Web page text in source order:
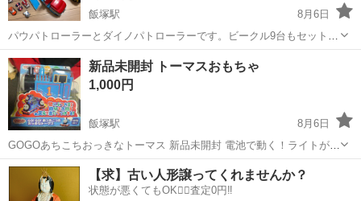
飯塚駅
8月6日
パウパトローラーとダイノパトローラーです。ビークル9台もセットで
す。写真にあるものが全てで、箱はありません。使用感ありますので
ご理解いただける方のみご購入頂ければと思います。
福岡 飯塚市 飯塚駅 おもちゃ
新品未開封 トーマスおもちゃ
1,000円
飯塚駅
8月6日
GOGOあちこちおっきなトーマス 新品未開封 電池で動く！ライトが光
る！走りながら目も動く！ スイッチのONとOFFで動きます！壁にぶ
つかってもなんのその！方向を変えて動きます♪ 目もキョロキョロ動
きライトも光ります！ 他...
福岡 飯塚市 飯塚駅 フィギュア トーマス
【求】古い人形譲ってくれませんか？
状態が悪くてもOK🙆‍♀️査定0円‼️